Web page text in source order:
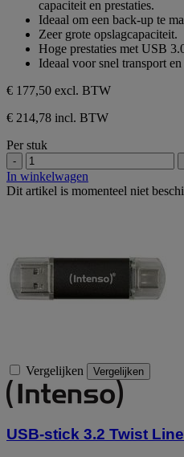
sterren.
capaciteit en prestaties.
Ideaal om een back-up te
Zeer grote opslagcapaciteit.
Hoge prestaties met USB
Ideaal voor snel transport
€ 177,50 excl. BTW
€ 214,78 incl. BTW
Per stuk
-
In winkelwagen
Dit artikel is momenteel niet
Vergelijken Vergelijken
USB-stick 3.2 Twist